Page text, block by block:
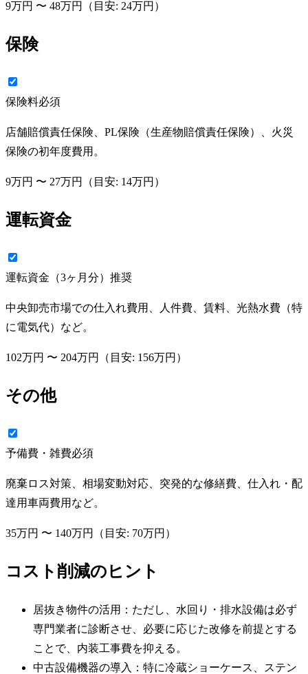
9万円 〜 48万円 （目安: 24万円 ）
保険
保険料必須
店舗賠償責任保険、PL保険（生産物賠償責任保険）、火災
保険の初年度費用。
9万円 〜 27万円 （目安: 14万円 ）
運転資金
運転資金（3ヶ月分） 推奨
中央卸売市場での仕入れ費用、人件費、賃料、光熱水費（特
に電気代）など。
102万円 〜 204万円 （目安: 156万円 ）
その他
予備費・雑費必須
廃棄ロス対策、相場変動対応、突発的な修繕費、仕入れ・配
達用車両費用など。
35万円 〜 140万円 （目安: 70万円 ）
コスト削減のヒント
居抜き物件の活用：ただし、水回り・排水設備は必ず
専門業者に診断させ、必要に応じた改修を前提とする
ことで、内装工事費を抑える。
中古設備機器の導入：特に冷蔵ショーケース、ステン